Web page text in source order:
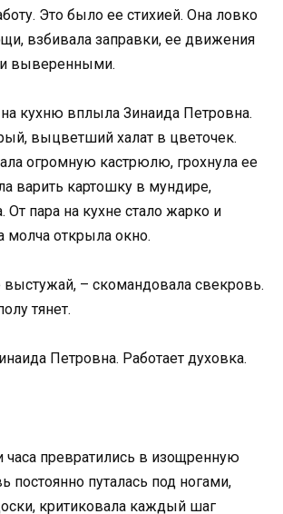
Это было ее стихией. Она ловко
взбивала заправки, ее движения
выверенными.
кухню вплыла Зинаида Петровна.
выцветший халат в цветочек.
огромную кастрюлю, грохнула ее
варить картошку в мундире,
От пара на кухне стало жарко и
молча открыла окно.
выстужай, – скомандовала свекровь.
тянет.
Петровна. Работает духовка.
превратились в изощренную
постоянно путалась под ногами,
критиковала каждый шаг